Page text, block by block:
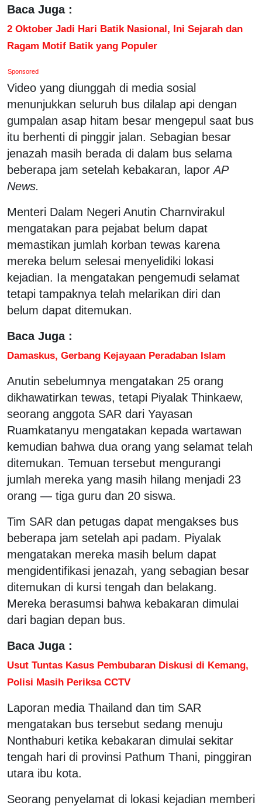
Baca Juga :
2 Oktober Jadi Hari Batik Nasional, Ini Sejarah dan
Ragam Motif Batik yang Populer
Sponsored
Video yang diunggah di media sosial
menunjukkan seluruh bus dilalap api dengan
gumpalan asap hitam besar mengepul saat bus
itu berhenti di pinggir jalan. Sebagian besar
jenazah masih berada di dalam bus selama
beberapa jam setelah kebakaran, laporAP
News.
Menteri Dalam Negeri Anutin Charnvirakul
mengatakan para pejabat belum dapat
memastikan jumlah korban tewas karena
mereka belum selesai menyelidiki lokasi
kejadian. Ia mengatakan pengemudi selamat
tetapi tampaknya telah melarikan diri dan
belum dapat ditemukan.
Baca Juga :
Damaskus, Gerbang Kejayaan Peradaban Islam
Anutin sebelumnya mengatakan 25 orang
dikhawatirkan tewas, tetapi Piyalak Thinkaew,
seorang anggota SAR dari Yayasan
Ruamkatanyu mengatakan kepada wartawan
kemudian bahwa dua orang yang selamat telah
ditemukan. Temuan tersebut mengurangi
jumlah mereka yang masih hilang menjadi 23
orang — tiga guru dan 20 siswa.
Tim SAR dan petugas dapat mengakses bus
beberapa jam setelah api padam. Piyalak
mengatakan mereka masih belum dapat
mengidentifikasi jenazah, yang sebagian besar
ditemukan di kursi tengah dan belakang.
Mereka berasumsi bahwa kebakaran dimulai
dari bagian depan bus.
Baca Juga :
Usut Tuntas Kasus Pembubaran Diskusi di Kemang,
Polisi Masih Periksa CCTV
Laporan media Thailand dan tim SAR
mengatakan bus tersebut sedang menuju
Nonthaburi ketika kebakaran dimulai sekitar
tengah hari di provinsi Pathum Thani, pinggiran
utara ibu kota.
Seorang penyelamat di lokasi kejadian memberi